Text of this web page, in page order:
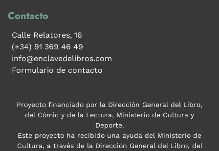
Contacto
Calle Relatores, 16
(+34) 91 369 46 49
info@enclavedelibros.com
Formulario de contacto
Proyecto financiado por la Dirección General del Libro,
del Cómic y de la Lectura, Ministerio de Cultura y
Deporte.
Este proyecto ha recibido una ayuda del Ministerio de
Cultura, a través de la Dirección General del Libro, del